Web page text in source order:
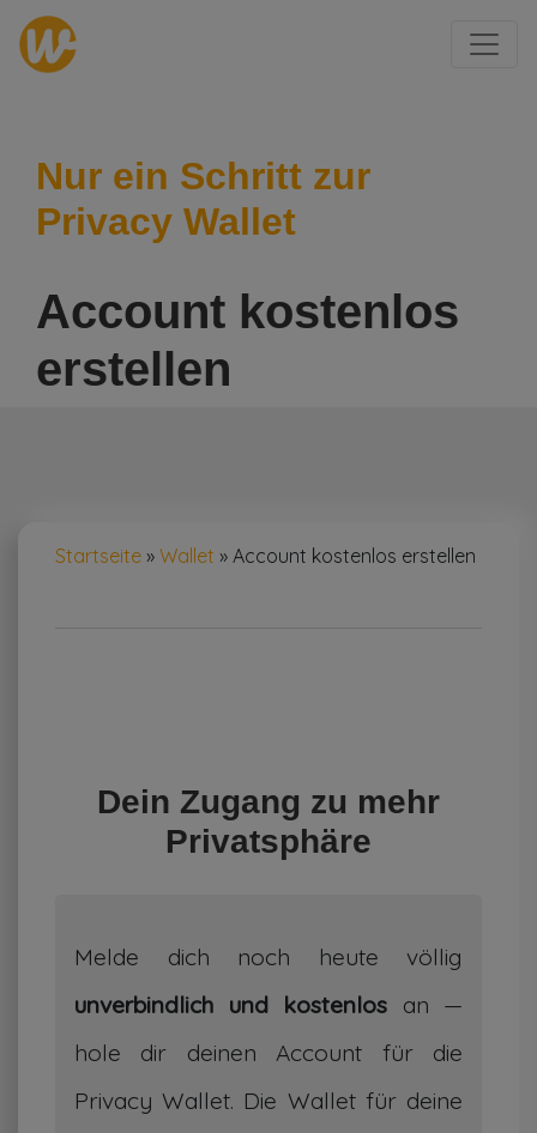
Nur ein Schritt zur
Privacy Wallet
Account kostenlos
erstellen
Startseite » Wallet » Account kostenlos erstellen
Dein Zugang zu mehr
Privatsphäre
Melde dich noch heute völlig
unverbindlich und kostenlos an —
hole dir deinen Account für die
Privacy Wallet. Die Wallet für deine